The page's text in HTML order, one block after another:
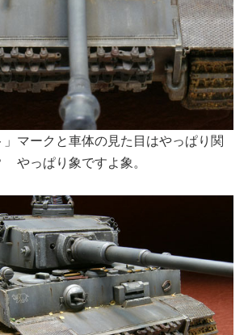
マークと車体の見た目はやっぱり関
やっぱり象ですよ象。